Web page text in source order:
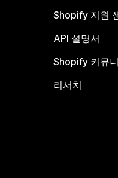
Shopify 지원
API 설명서
Shopify 커뮤
리서치